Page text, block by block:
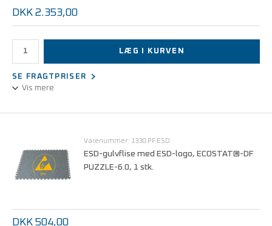
DKK 2.353,00
LÆG I KURVEN
SE FRAGTPRISER
Vis mere
Varenummer: 1330.PF.ESD
ESD-gulvflise med ESD-logo, ECOSTAT®-DF
PUZZLE-6.0, 1 stk.
DKK 504,00